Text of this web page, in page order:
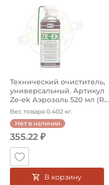
Технический очиститель,
универсальный. Артикул
Ze-ek Аэрозоль 520 мл (R...
Вес товара 0.402 кг.
Нет в наличии
355.22 ₽
В корзину